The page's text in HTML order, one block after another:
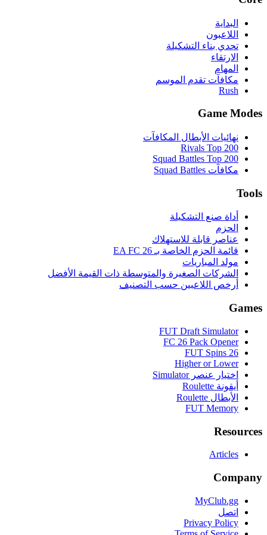
البداية
اللاعبون
تحدي بناء التشكيلة
الارتقاء
المهام
مكافآت تقدم الموسم
Rush
Game Modes
نهائيات الأبطال المكافآت
Rivals Top 200
Squad Battles Top 200
مكافآت Squad Battles
Tools
أداة صنع التشكيلة
الحزم
عناصر قابلة للاستهلاك
قائمة الحزم الخاصة بـ EA FC 26
مولد المباريات
الشركات الصغيرة والمتوسطة ذات القيمة الأفضل
أرخص اللاعبين حسب التصنيف
Games
FUT Draft Simulator
FC 26 Pack Opener
FUT Spins 26
Higher or Lower
اختيار عنصر Simulator
أيقونة Roulette
الأبطال Roulette
FUT Memory
Resources
Articles
Company
MyClub.gg
اتصل
Privacy Policy